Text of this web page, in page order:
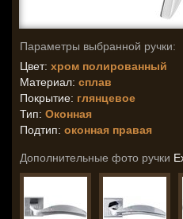
Параметры выбранной ручки:
Цвет: хром полированный
Материал: сплав
Покрытие: глянцевое
Тип: Оконная
Подтип: оконная правая
Дополнительные фото ручки